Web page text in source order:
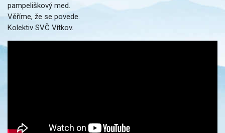
pampeliškový med.
Věříme, že se povede.
Kolektiv SVČ Vítkov.